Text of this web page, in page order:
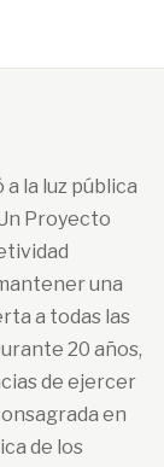
a la luz pública
Proyecto
una
a todas las
20 años,
de ejercer
en
de los